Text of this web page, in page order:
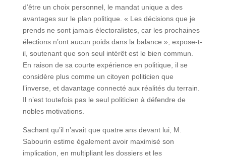
d’être un choix personnel, le mandat unique a des
avantages sur le plan politique. « Les décisions que je
prends ne sont jamais électoralistes, car les prochaines
élections n’ont aucun poids dans la balance », expose-t-
il, soutenant que son seul intérêt est le bien commun.
En raison de sa courte expérience en politique, il se
considère plus comme un citoyen politicien que
l’inverse, et davantage connecté aux réalités du terrain.
Il n’est toutefois pas le seul politicien à défendre de
nobles motivations.
Sachant qu’il n’avait que quatre ans devant lui, M.
Sabourin estime également avoir maximisé son
implication, en multipliant les dossiers et les